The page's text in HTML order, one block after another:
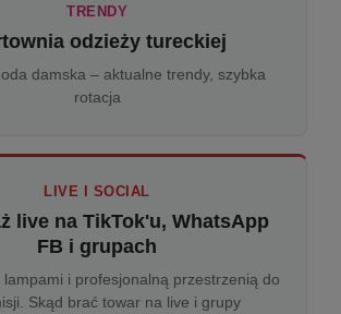
TRENDY
odzieży tureckiej
damska – aktualne trendy, szybka
rotacja
LIVE I SOCIAL
live na TikTok'u, WhatsApp
FB i grupach
lampami i profesjonalną przestrzenią do
Skąd brać towar na live i grupy